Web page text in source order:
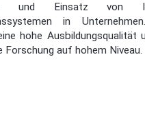
und Einsatz von
in
hohe Ausbildungsqualität
Forschung auf hohem Niveau.